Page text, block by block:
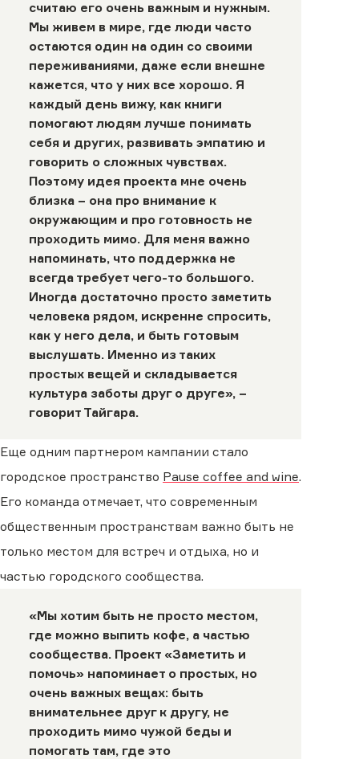
считаю его очень важным и нужным.
Мы живем в мире, где люди часто
остаются один на один со своими
переживаниями, даже если внешне
кажется, что у них все хорошо. Я
каждый день вижу, как книги
помогают людям лучше понимать
себя и других, развивать эмпатию и
говорить о сложных чувствах.
Поэтому идея проекта мне очень
близка − она про внимание к
окружающим и про готовность не
проходить мимо. Для меня важно
напоминать, что поддержка не
всегда требует чего-то большого.
Иногда достаточно просто заметить
человека рядом, искренне спросить,
как у него дела, и быть готовым
выслушать. Именно из таких
простых вещей и складывается
культура заботы друг о друге», −
говорит Тайгара.
Еще одним партнером кампании стало
городское пространство Pause coffee and wine.
Его команда отмечает, что современным
общественным пространствам важно быть не
только местом для встреч и отдыха, но и
частью городского сообщества.
«Мы хотим быть не просто местом,
где можно выпить кофе, а частью
сообщества. Проект «Заметить и
помочь» напоминает о простых, но
очень важных вещах: быть
внимательнее друг к другу, не
проходить мимо чужой беды и
помогать там, где это